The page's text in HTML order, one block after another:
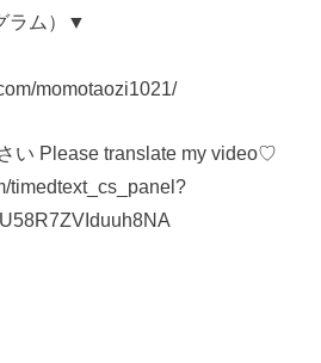
ラム）▼
momotaozi1021/
い Please translate my video♡
timedtext_cs_panel?